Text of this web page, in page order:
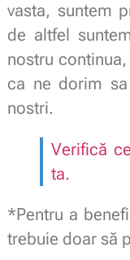
vasta, suntem
de altfel
nostru
ca ne dorim
nostri.
Verifică
ta.
*Pentru a
trebuie doar să